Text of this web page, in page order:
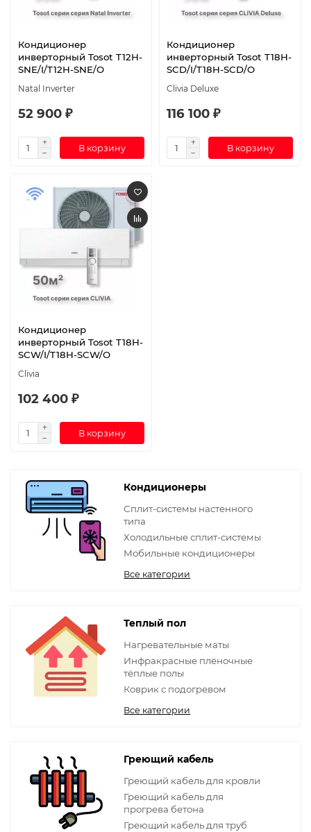
Кондиционер
инверторный Tosot T12H-
SNE/I/T12H-SNE/O
Natal Inverter
52 900 ₽
В корзину
Кондиционер
инверторный Tosot T18H-
SCD/I/T18H-SCD/O
Clivia Deluxe
116 100 ₽
В корзину
Кондиционер
инверторный Tosot T18H-
SCW/I/T18H-SCW/O
Clivia
102 400 ₽
В корзину
Кондиционеры
Сплит-системы настенного
типа
Холодильные сплит-системы
Мобильные кондиционеры
Все категории
Теплый пол
Нагревательные маты
Инфракрасные плёночные
тёплые полы
Коврик с подогревом
Все категории
Греющий кабель
Греющий кабель для кровли
Греющий кабель для
прогрева бетона
Греющий кабель для труб